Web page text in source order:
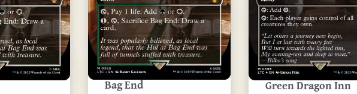
Bag End Green Dragon Inn